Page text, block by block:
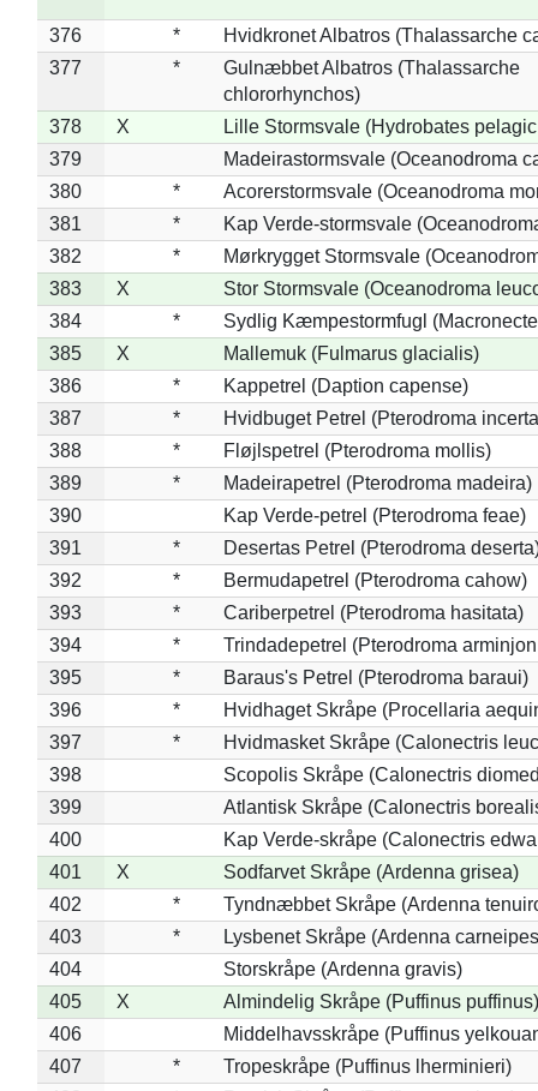
376 *
Hvidkronet Albatros (Thalassarche
377
*
Gulnæbbet Albatros (Thalassarche
chlororhynchos)
378
X
Lille Stormsvale (Hydrobates
379
Madeirastormsvale (Oceanodroma
380
*
Acorerstormsvale (Oceanodroma
381
*
Kap Verde-stormsvale
382
*
Mørkrygget Stormsvale
383
X
Stor Stormsvale (Oceanodroma
384
*
Sydlig Kæmpestormfugl
385
X
Mallemuk (Fulmarus glacialis)
386
*
Kappetrel (Daption capense)
387
*
Hvidbuget Petrel (Pterodroma
388
*
Fløjlspetrel (Pterodroma mollis)
389
*
Madeirapetrel (Pterodroma madeira)
390
Kap Verde-petrel (Pterodroma feae)
391
*
Desertas Petrel (Pterodroma
392
*
Bermudapetrel (Pterodroma cahow)
393
*
Cariberpetrel (Pterodroma hasitata)
394
*
Trindadepetrel (Pterodroma
395
*
Baraus's Petrel (Pterodroma baraui)
396
*
Hvidhaget Skråpe (Procellaria
397
*
Hvidmasket Skråpe (Calonectris
398
Scopolis Skråpe (Calonectris
399
Atlantisk Skråpe (Calonectris
400
Kap Verde-skråpe (Calonectris
401
X
Sodfarvet Skråpe (Ardenna grisea)
402
*
Tyndnæbbet Skråpe (Ardenna
403
*
Lysbenet Skråpe (Ardenna
404
Storskråpe (Ardenna gravis)
405
X
Almindelig Skråpe (Puffinus puffinus)
406
Middelhavsskråpe (Puffinus
407
*
Tropeskråpe (Puffinus lherminieri)